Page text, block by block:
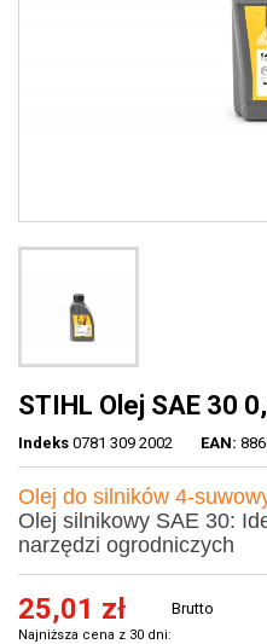
STIHL Olej SAE 30
Indeks 0781 309 2002 EAN:
Olej do silników 4-
Olej silnikowy SAE 30:
narzędzi ogrodniczych
25,01 zł
Najniższa cena z 30 dni:
Brutto